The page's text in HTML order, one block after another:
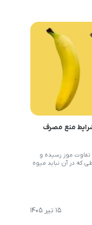
منع مصرف
تفاوت موز رسیده و
که در آن نباید میوه
به معنای فاسد
15 تیر 1405